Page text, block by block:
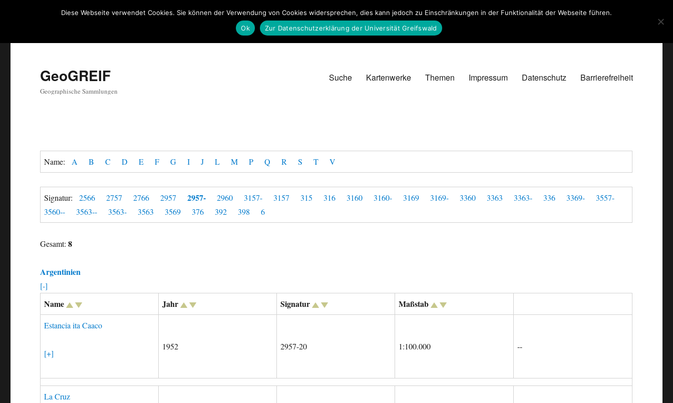
GeoGREIF
Geographische Sammlungen
Suche Kartenwerke Themen Impressum Datenschutz Barrierefreiheit
Name: A B C D E F G I J L M P Q R S T V
Signatur:2566 2757 2766 2957 2957- 2960 3157- 3157 315 316 3160 3160- 3169 3169- 3360 3363 3363- 336 3369-
3557-
3560--
3563-- 3563- 3563 3569 376 392 398 6
Gesamt:8
Argentinien
[-]
Name Jahr Signatur Maßstab
Estancia ita Caaco
[+]
1952 2957-20 1:100.000 --
La Cruz
Diese Webseite verwendet Cookies. Sie können der Verwendung von Cookies widersprechen, dies kann jedoch zu Einschränkungen in der Funktionalität der Webseite führen.
Ok
Zur Datenschutzerklärung der Universität Greifswald